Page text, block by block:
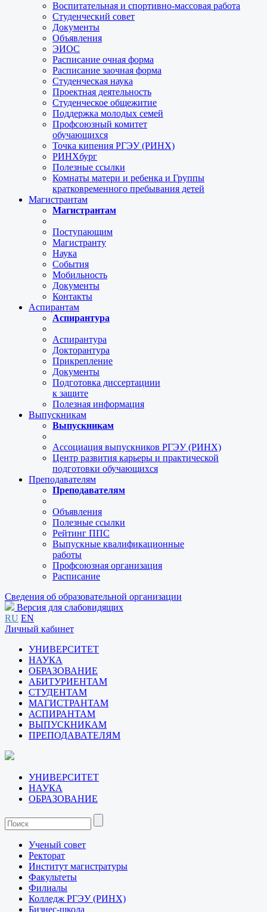
Воспитательная и спортивно-массовая работа
Студенческий совет
Документы
Объявления
ЭИОС
Расписание очная форма
Расписание заочная форма
Студенческая наука
Проектная деятельность
Студенческое общежитие
Поддержка молодых семей
Профсоюзный комитет
обучающихся
Точка кипения РГЭУ (РИНХ)
РИНХбург
Полезные ссылки
Комнаты матери и ребенка и Группы
кратковременного пребывания детей
Магистрантам
Магистрантам
Поступающим
Магистранту
Наука
События
Мобильность
Документы
Контакты
Аспирантам
Аспирантура
Аспирантура
Докторантура
Прикрепление
Документы
Подготовка диссертациии
к защите
Полезная информация
Выпускникам
Выпускникам
Ассоциация выпускников РГЭУ (РИНХ)
Центр развития карьеры и практической
подготовки обучающихся
Преподавателям
Преподавателям
Объявления
Полезные ссылки
Рейтинг ППС
Выпускные квалификационные
работы
Профсоюзная организация
Расписание
Сведения об образовательной организации
Версия для слабовидящих
RU EN
Личный кабинет
УНИВЕРСИТЕТ
НАУКА
ОБРАЗОВАНИЕ
АБИТУРИЕНТАМ
СТУДЕНТАМ
МАГИСТРАНТАМ
АСПИРАНТАМ
ВЫПУСКНИКАМ
ПРЕПОДАВАТЕЛЯМ
УНИВЕРСИТЕТ
НАУКА
ОБРАЗОВАНИЕ
Ученый совет
Ректорат
Институт магистратуры
Факультеты
Филиалы
Колледж РГЭУ (РИНХ)
Бизнес-школа